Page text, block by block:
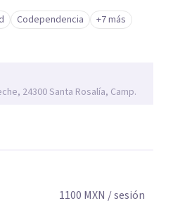
como con respaldo
de más de 26 años y
y directa para darte
dirección firme de tu proceso
Codependencia +7 más
24300 Santa Rosalía, Camp.
1100 MXN / sesión